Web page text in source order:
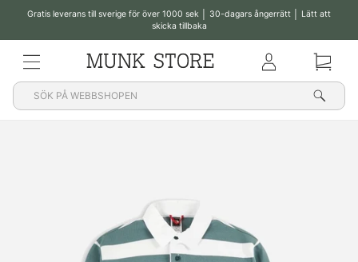
Pausa
Gratis leverans till sverige för över 1000 sek │ 30-dagars ångerrätt │ Lätt att
skicka tillbaka
MENY Klub Korg